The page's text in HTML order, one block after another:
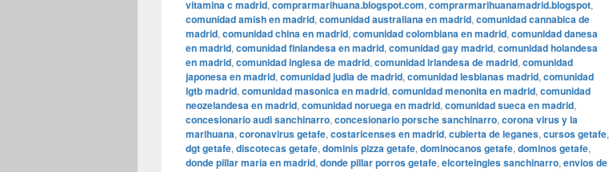
vitamina c madrid, comprarmarihuana.blogspot.com, comprarmarihuanamadrid.blogspot,
comunidad amish en madrid, comunidad australiana en madrid, comunidad cannabica de
madrid, comunidad china en madrid, comunidad colombiana en madrid, comunidad danesa
en madrid, comunidad finlandesa en madrid, comunidad gay madrid, comunidad holandesa
en madrid, comunidad inglesa de madrid, comunidad irlandesa de madrid, comunidad
japonesa en madrid, comunidad judia de madrid, comunidad lesbianas madrid, comunidad
lgtb madrid, comunidad masonica en madrid, comunidad menonita en madrid, comunidad
neozelandesa en madrid, comunidad noruega en madrid, comunidad sueca en madrid,
concesionario audi sanchinarro, concesionario porsche sanchinarro, corona virus y la
marihuana, coronavirus getafe, costaricenses en madrid, cubierta de leganes, cursos getafe,
dgt getafe, discotecas getafe, dominis pizza getafe, dominocanos getafe, dominos getafe,
donde pillar maria en madrid, donde pillar porros getafe, elcorteingles sanchinarro, envios de